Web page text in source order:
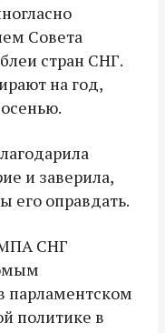
Совета
стран СНГ.
на год,
и заверила,
его оправдать.
СНГ
парламентском
политике в